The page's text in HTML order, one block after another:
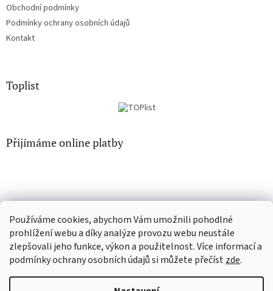
Používáme cookies, abychom Vám umožnili pohodlné
prohlížení webu a díky analýze provozu webu neustále
zlepšovali jeho funkce, výkon a použitelnost. Více informací a
podmínky ochrany osobních údajů si můžete přečístzde.
Obchodní podmínky
Podmínky ochrany osobních údajů
Kontakt
Toplist
Přijímáme online platby
EN-filmy.cz CD-Soundtrack.cz
Vytvořil Shoptet